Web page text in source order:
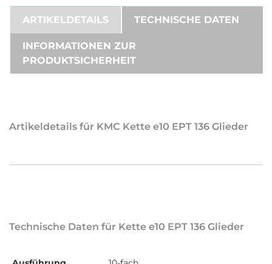
ARTIKELDETAILS TECHNISCHE DATEN
INFORMATIONEN ZUR
PRODUKTSICHERHEIT
Artikeldetails für KMC Kette e10 EPT 136 Glieder
Technische Daten für Kette e10 EPT 136 Glieder